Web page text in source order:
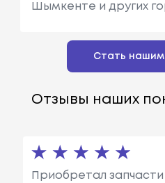
Шымкенте и других
Стать
Отзывы наших
Приобретал